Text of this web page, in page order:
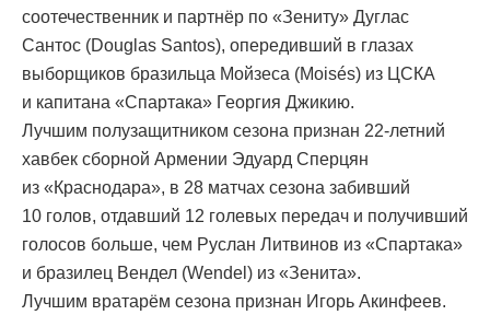
соотечественник и партнёр по «Зениту» Дуглас
Сантос (Douglas Santos), опередивший в глазах
выборщиков бразильца Мойзеса (Moisés) из ЦСКА
и капитана «Спартака» Георгия Джикию.
Лучшим полузащитником сезона признан 22-летний
хавбек сборной Армении Эдуард Сперцян
из «Краснодара», в 28 матчах сезона забивший
10 голов, отдавший 12 голевых передач и получивший
голосов больше, чем Руслан Литвинов из «Спартака»
и бразилец Вендел (Wendel) из «Зенита».
Лучшим вратарём сезона признан Игорь Акинфеев.